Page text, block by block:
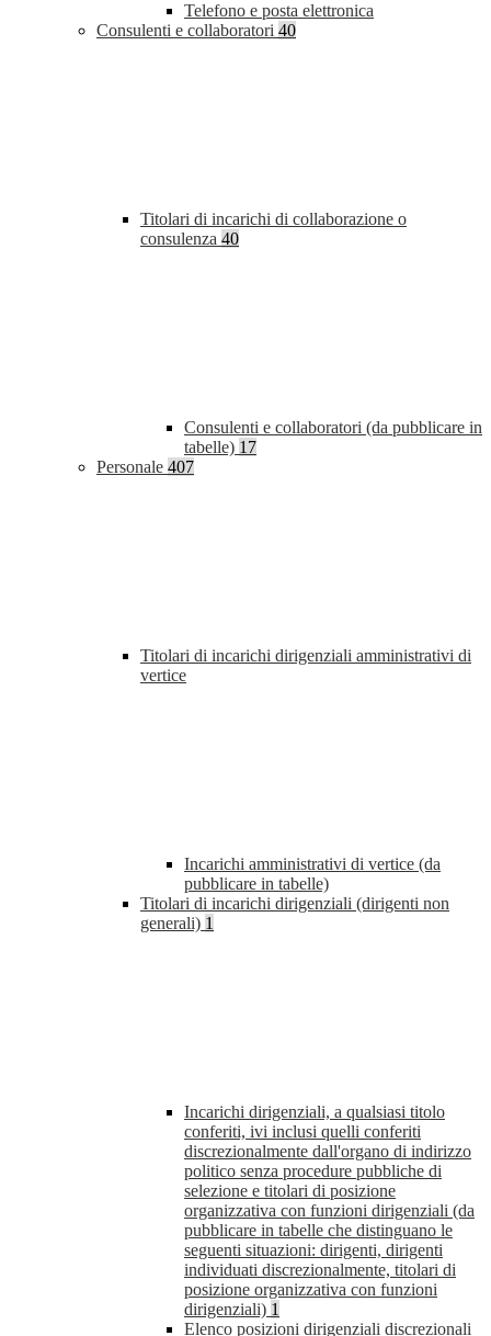
Telefono e posta elettronica
Consulenti e collaboratori 40
Titolari di incarichi di collaborazione o
consulenza 40
Consulenti e collaboratori (da pubblicare in
tabelle) 17
Personale 407
Titolari di incarichi dirigenziali amministrativi di
vertice
Incarichi amministrativi di vertice (da
pubblicare in tabelle)
Titolari di incarichi dirigenziali (dirigenti non
generali) 1
Incarichi dirigenziali, a qualsiasi titolo
conferiti, ivi inclusi quelli conferiti
discrezionalmente dall'organo di indirizzo
politico senza procedure pubbliche di
selezione e titolari di posizione
organizzativa con funzioni dirigenziali (da
pubblicare in tabelle che distinguano le
seguenti situazioni: dirigenti, dirigenti
individuati discrezionalmente, titolari di
posizione organizzativa con funzioni
dirigenziali) 1
Elenco posizioni dirigenziali discrezionali